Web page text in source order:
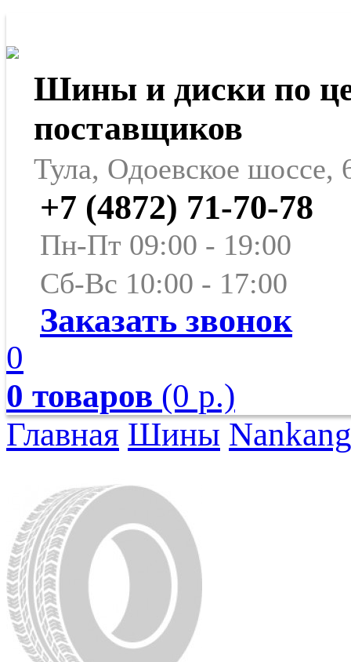
Шины и диски по
поставщиков
Тула, Одоевское шоссе,
+7 (4872) 71-70-78
Пн-Пт 09:00 - 19:00
Сб-Вс 10:00 - 17:00
Заказать звонок
0
0 товаров (0 р.)
Главная Шины Nankang